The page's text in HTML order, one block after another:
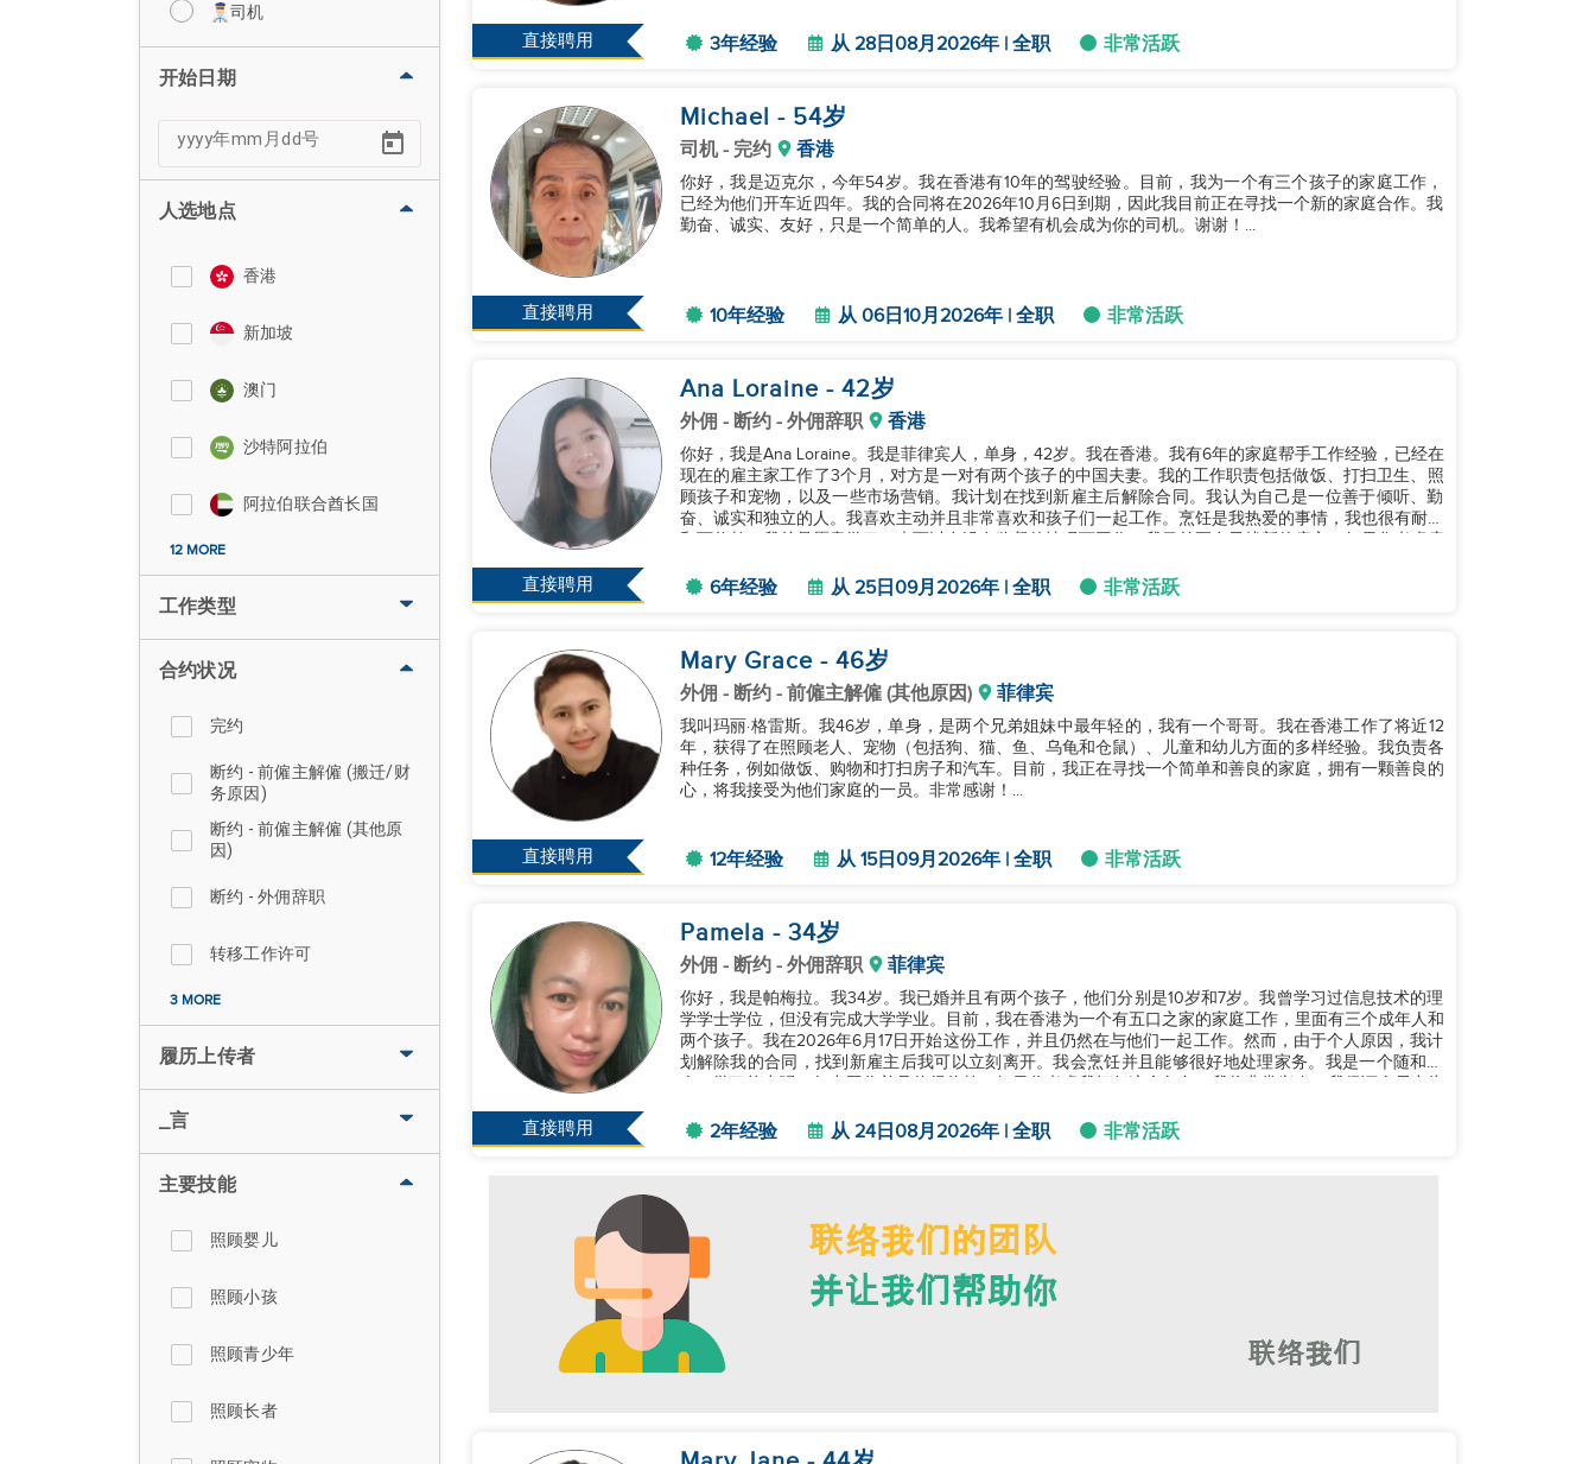
司机
开始日期
人选地点
香港
新加坡
澳门
沙特阿拉伯
阿拉伯联合酋长国
12 MORE
工作类型
合约状况
完约
断约 - 前僱主解僱 (搬迁/财
务原因)
断约 - 前僱主解僱 (其他原
因)
断约 - 外佣辞职
转移工作许可
3 MORE
履历上传者
_言
主要技能
照顾婴儿
照顾小孩
照顾青少年
照顾长者
直接聘用 3年经验 从 28日08月2026年 | 全职 非常活跃
直接聘用
Michael - 54岁
司机- 完约 香港
你好，我是迈克尔，今年54岁。我在香港有10年的驾驶经验。目前，我为一个有三个孩子的家庭工作，
已经为他们开车近四年。我的合同将在2026年10月6日到期，因此我目前正在寻找一个新的家庭合作。我
勤奋、诚实、友好，只是一个简单的人。我希望有机会成为你的司机。谢谢！...
10年经验 从 06日10月2026年 | 全职 非常活跃
直接聘用
Ana Loraine - 42岁
外佣 - 断约 - 外佣辞职 香港
你好，我是Ana Loraine。我是菲律宾人，单身，42岁。我在香港。我有6年的家庭帮手工作经验，已经在
现在的雇主家工作了3个月，对方是一对有两个孩子的中国夫妻。我的工作职责包括做饭、打扫卫生、照
顾孩子和宠物，以及一些市场营销。我计划在找到新雇主后解除合同。我认为自己是一位善于倾听、勤
奋、诚实和独立的人。我喜欢主动并且非常喜欢和孩子们一起工作。烹饪是我热爱的事情，我也很有耐心
6年经验 从 25日09月2026年 | 全职 非常活跃
直接聘用
Mary Grace - 46岁
外佣 - 断约 - 前僱主解僱 (其他原因) 菲律宾
我叫玛丽·格雷斯。我46岁，单身，是两个兄弟姐妹中最年轻的，我有一个哥哥。我在香港工作了将近12
年，获得了在照顾老人、宠物（包括狗、猫、鱼、乌龟和仓鼠）、儿童和幼儿方面的多样经验。我负责各
种任务，例如做饭、购物和打扫房子和汽车。目前，我正在寻找一个简单和善良的家庭，拥有一颗善良的
心，将我接受为他们家庭的一员。非常感谢！...
12年经验 从 15日09月2026年 | 全职 非常活跃
直接聘用
Pamela - 34岁
外佣 - 断约 - 外佣辞职 菲律宾
你好，我是帕梅拉。我34岁。我已婚并且有两个孩子，他们分别是10岁和7岁。我曾学习过信息技术的理
学学士学位，但没有完成大学学业。目前，我在香港为一个有五口之家的家庭工作，里面有三个成年人和
两个孩子。我在2026年6月17日开始这份工作，并且仍然在与他们一起工作。然而，由于个人原因，我计
划解除我的合同，找到新雇主后我可以立刻离开。我会烹饪并且能够很好地处理家务。我是一个随和的
2年经验 从 24日08月2026年 | 全职 非常活跃